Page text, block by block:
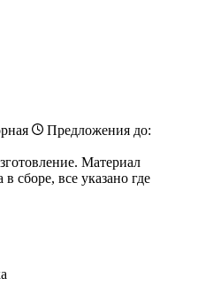
Предложения до:
Материал
сборе, все указано где